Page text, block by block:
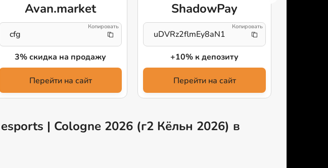
Avan.market
cfg
3% скидка на продажу
Перейти на сайт
ShadowPay
uDVRz2flmEy8aN1
+10% к депозиту
Перейти на сайт
| Cologne 2026 (г2 Кёльн 2026) в